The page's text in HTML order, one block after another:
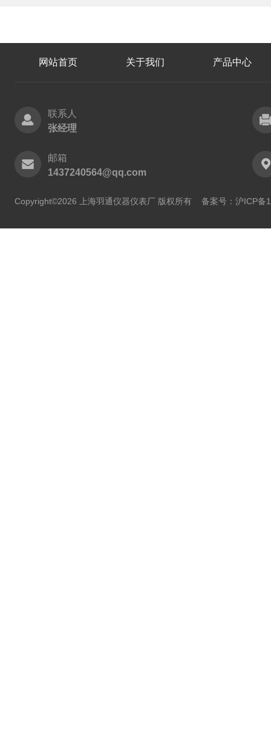
网站首页 关于我们 产品中心
联系人
张经理
邮箱
1437240564@qq.com
Copyright©2026 上海羽通仪器仪表厂 版权所有 备案号：沪ICP备